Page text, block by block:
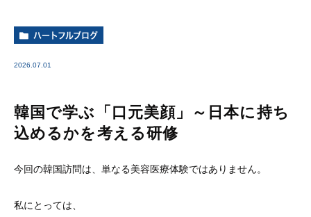
ハートフルブログ
2026.07.01
韓国で学ぶ「口元美顔」～日本に持ち
込めるかを考える研修
今回の韓国訪問は、単なる美容医療体験ではありません。
私にとっては、